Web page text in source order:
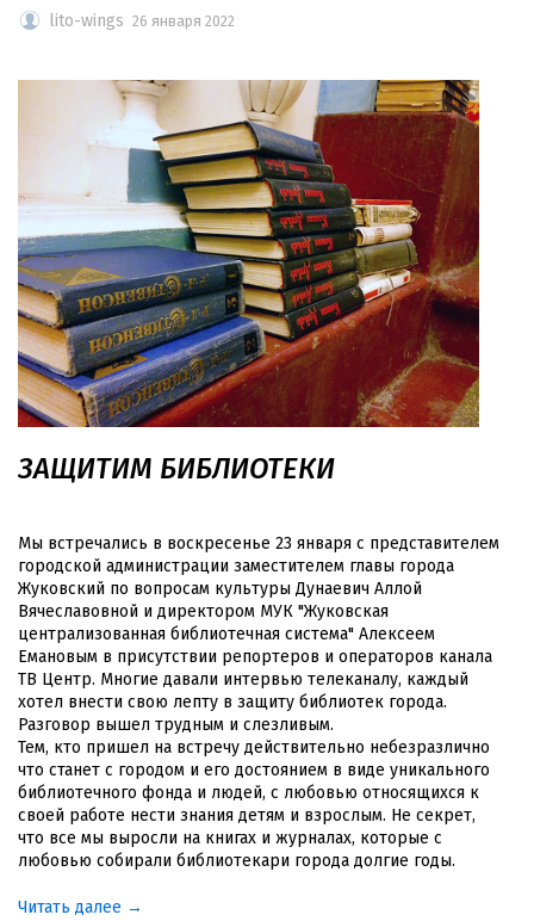
lito-wings 26 января 2022
ЗАЩИТИМ БИБЛИОТЕКИ
Мы встречались в воскресенье 23 января с представителем
городской администрации заместителем главы города
Жуковский по вопросам культуры Дунаевич Аллой
Вячеславовной и директором МУК "Жуковская
централизованная библиотечная система" Алексеем
Емановым в присутствии репортеров и операторов канала
ТВ Центр. Многие давали интервью телеканалу, каждый
хотел внести свою лепту в защиту библиотек города.
Разговор вышел трудным и слезливым.
Тем, кто пришел на встречу действительно небезразлично
что станет с городом и его достоянием в виде уникального
библиотечного фонда и людей, с любовью относящихся к
своей работе нести знания детям и взрослым. Не секрет,
что все мы выросли на книгах и журналах, которые с
любовью собирали библиотекари города долгие годы.
Читать далее →